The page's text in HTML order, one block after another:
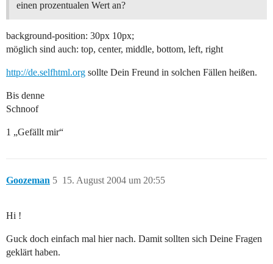
einen prozentualen Wert an?
background-position: 30px 10px;
möglich sind auch: top, center, middle, bottom, left, right
http://de.selfhtml.org sollte Dein Freund in solchen Fällen heißen.
Bis denne
Schnoof
1 „Gefällt mir“
Goozeman 15. August 2004 um 20:55
5
Hi !
Guck doch einfach mal hier nach. Damit sollten sich Deine Fragen
geklärt haben.